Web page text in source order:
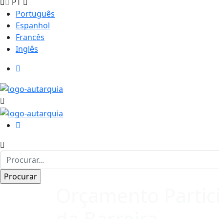
PT
Português
Espanhol
Francês
Inglês